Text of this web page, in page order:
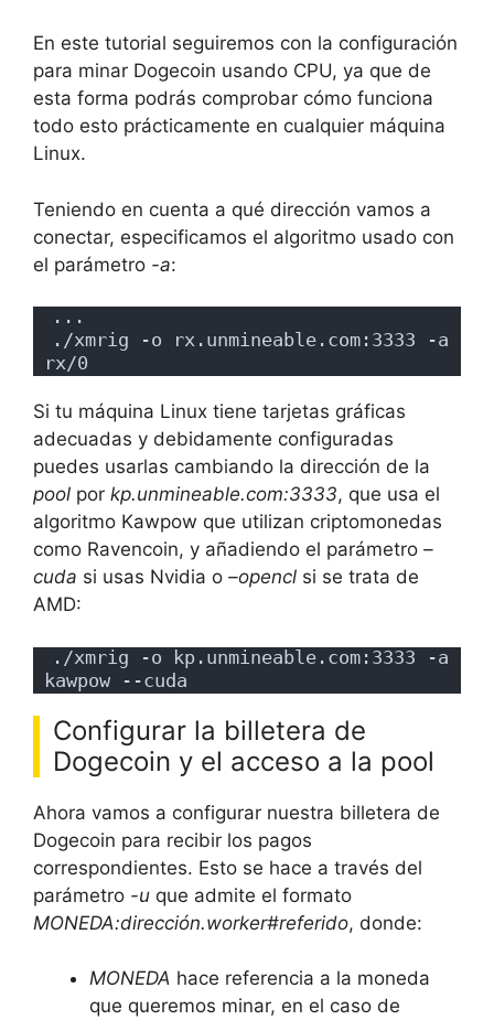
En este tutorial seguiremos con la configuración
para minar Dogecoin usando CPU, ya que de
esta forma podrás comprobar cómo funciona
todo esto prácticamente en cualquier máquina
Linux.
Teniendo en cuenta a qué dirección vamos a
conectar, especificamos el algoritmo usado con
el parámetro -a:
...
./xmrig -o rx.unmineable.com:3333 -a
rx/0
Si tu máquina Linux tiene tarjetas gráficas
adecuadas y debidamente configuradas
puedes usarlas cambiando la dirección de la
pool por kp.unmineable.com:3333, que usa el
algoritmo Kawpow que utilizan criptomonedas
como Ravencoin, y añadiendo el parámetro –
cuda si usas Nvidia o –opencl si se trata de
AMD:
./xmrig -o kp.unmineable.com:3333 -a
kawpow --cuda
Configurar la billetera de
Dogecoin y el acceso a la pool
Ahora vamos a configurar nuestra billetera de
Dogecoin para recibir los pagos
correspondientes. Esto se hace a través del
parámetro -u que admite el formato
MONEDA:dirección.worker#referido, donde:
MONEDA hace referencia a la moneda
que queremos minar, en el caso de